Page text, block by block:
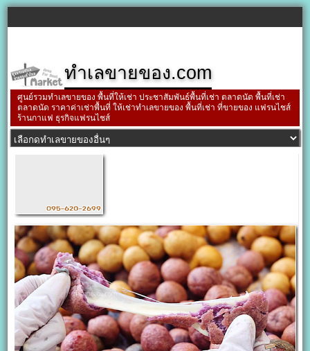
ทำเลขายของ.com
ศูนย์รวมทำเลขายของ พื้นที่ให้เช่า ประชาสัมพันธ์พื้นที่เช่า ตลาดนัด พื้นที่เช่า
ตลาดนัด ราคาค่าเช่าพื้นที่ ให้เช่าทำเลขายของ พื้นที่เช่า ที่ขายของ แฟรนไชส์
ร้านกาแฟ ธุรกิจแฟรนไชส์